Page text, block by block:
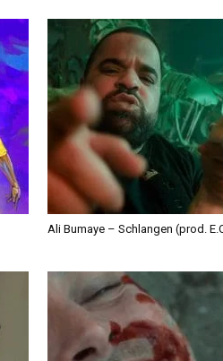
Ali Bumaye – Schlangen (prod.